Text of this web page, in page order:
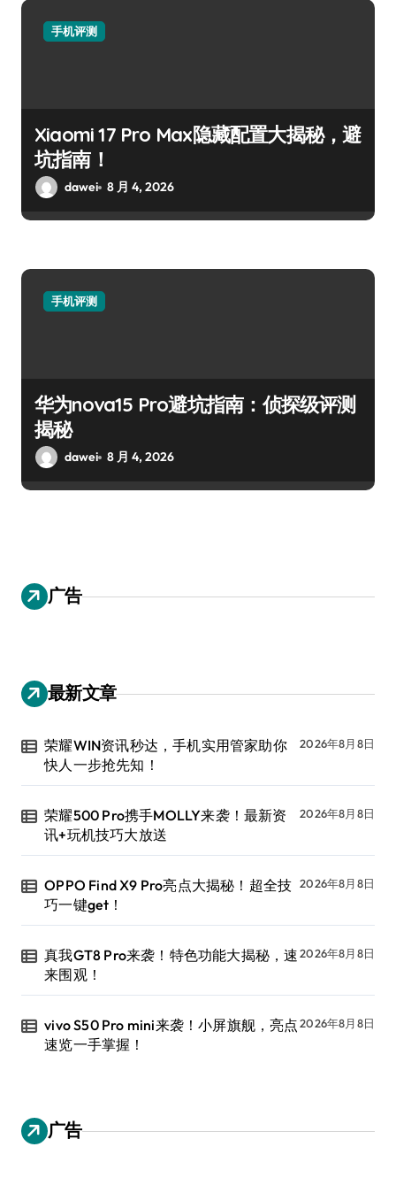
手机评测
Xiaomi 17 Pro Max隐藏配置大揭秘，避
坑指南！
dawei 8 月 4, 2026
手机评测
华为nova15 Pro避坑指南：侦探级评测
揭秘
dawei 8 月 4, 2026
广告
最新文章
荣耀WIN资讯秒达，手机实用管家助你
快人一步抢先知！
2026年8月8日
荣耀500 Pro携手MOLLY来袭！最新资
讯+玩机技巧大放送
2026年8月8日
OPPO Find X9 Pro亮点大揭秘！超全技
巧一键get！
2026年8月8日
真我GT8 Pro来袭！特色功能大揭秘，速
来围观！
2026年8月8日
vivo S50 Pro mini来袭！小屏旗舰，亮点
速览一手掌握！
2026年8月8日
广告